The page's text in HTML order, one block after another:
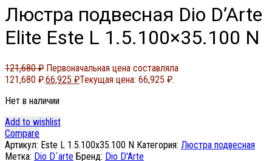
Люстра подвесная Dio D’Arte
Elite Este L 1.5.100×35.100 N
121,680₽ Первоначальная цена составляла
121,680 ₽.66,925 ₽Текущая цена: 66,925 ₽.
Нет в наличии
Add to wishlist
Compare
Артикул: Este L 1.5.100x35.100 N Категория: Люстра подвесная
Метка: Dio D`arte Бренд: Dio D'Arte